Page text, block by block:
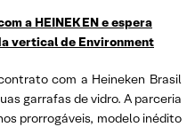
a HEINEKEN e espera
vertical de Environment
com a Heineken Brasil
garrafas de vidro. A parceria
prorrogáveis, modelo inédito